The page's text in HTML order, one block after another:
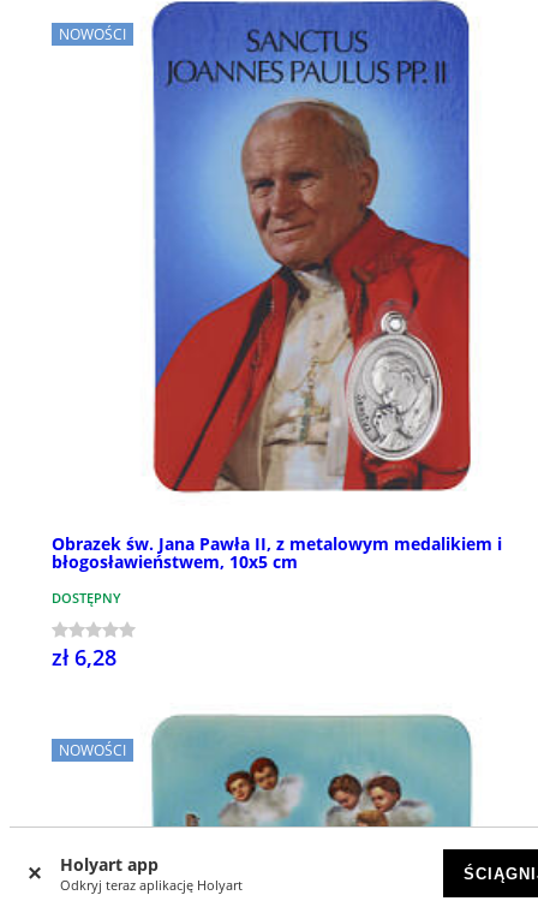
Holyart app
Odkryj teraz aplikację Holyart
NOWOŚCI
Obrazek św. Jana Pawła II, z metalowym medalikiem i
błogosławieństwem, 10x5 cm
DOSTĘPNY
zł 6,28
NOWOŚCI